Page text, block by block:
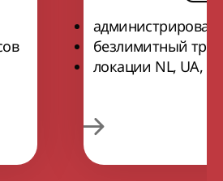
безлимитный
локации NL, UA,